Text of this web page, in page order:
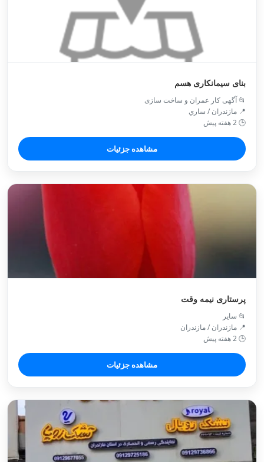
بنای سیمانکاری هسم
📂 آگهی کار عمران و ساخت سازی
📍 مازندران / ساري
🕒 2 هفته پیش
مشاهده جزئیات
پرستاری نیمه وقت
📂 سایر
📍 مازندران / مازندران
🕒 2 هفته پیش
مشاهده جزئیات